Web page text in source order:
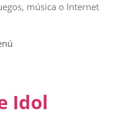
música o Internet
Idol